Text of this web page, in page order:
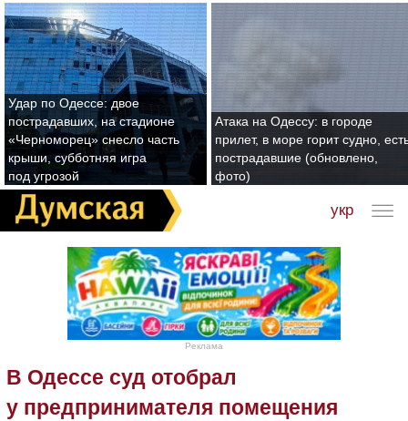
Удар по Одессе: двое
пострадавших, на стадионе
«Черноморец» снесло часть
крыши, субботняя игра
под угрозой
Атака на Одессу: в городе
прилет, в море горит судно,
пострадавшие (обновлено,
фото)
укр
Реклама
В Одессе суд отобрал
у предпринимателя помещения